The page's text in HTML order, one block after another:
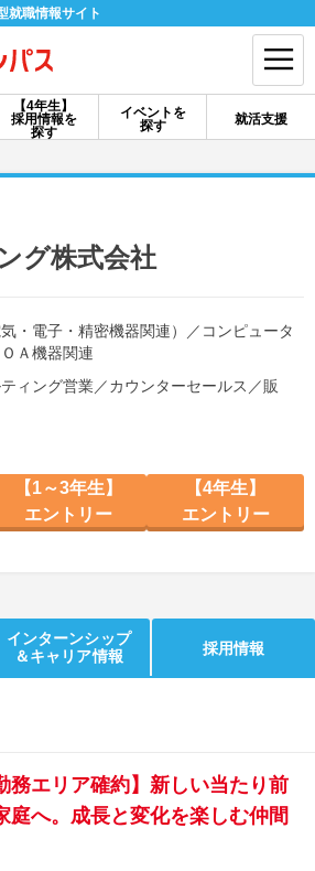
就職情報サイト
【4年生】
採用情報を
探す
イベントを
探す
就活支援
ログイン
説明会を探す
インターンを探す
ポート
就活コラム
！ 動画で対策講座をチェック
グ株式会社
・電子・精密機器関連） ／ コンピュータ
Ａ機器関連
ィング営業／カウンターセールス ／販
【1～3年生】
エントリー
【4年生】
エントリー
インターンシップ
＆キャリア情報
採用情報
務エリア確約】新しい当たり前
庭へ。成長と変化を楽しむ仲間